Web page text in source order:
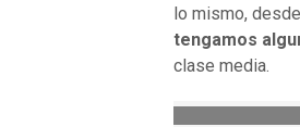
lo mismo,
tengamos
clase media.